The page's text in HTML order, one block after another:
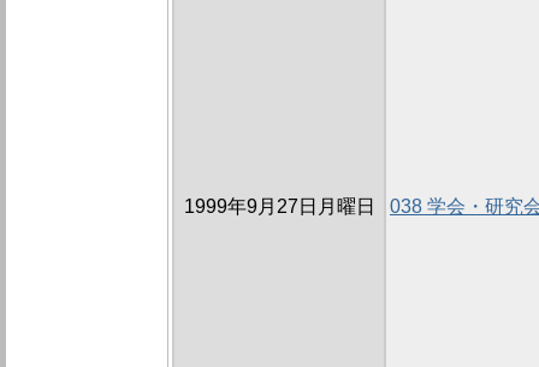
1999年9月27日月曜日 038 学会・研究